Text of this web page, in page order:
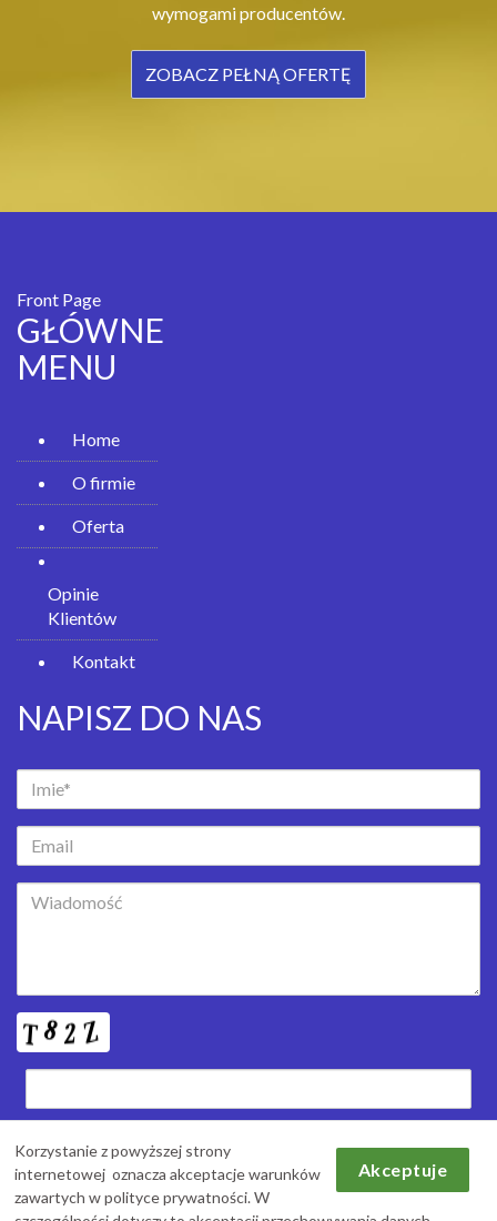
wymogami producentów.
ZOBACZ PEŁNĄ OFERTĘ
Front Page
GŁÓWNE
MENU
Home
O firmie
Oferta
Opinie
Klientów
Kontakt
NAPISZ DO NAS
przetwarzanie twoich danych przez witrynę.
Akceptuje
Korzystanie z powyższej strony
internetowej oznacza akceptacje warunków
zawartych w polityce prywatności. W